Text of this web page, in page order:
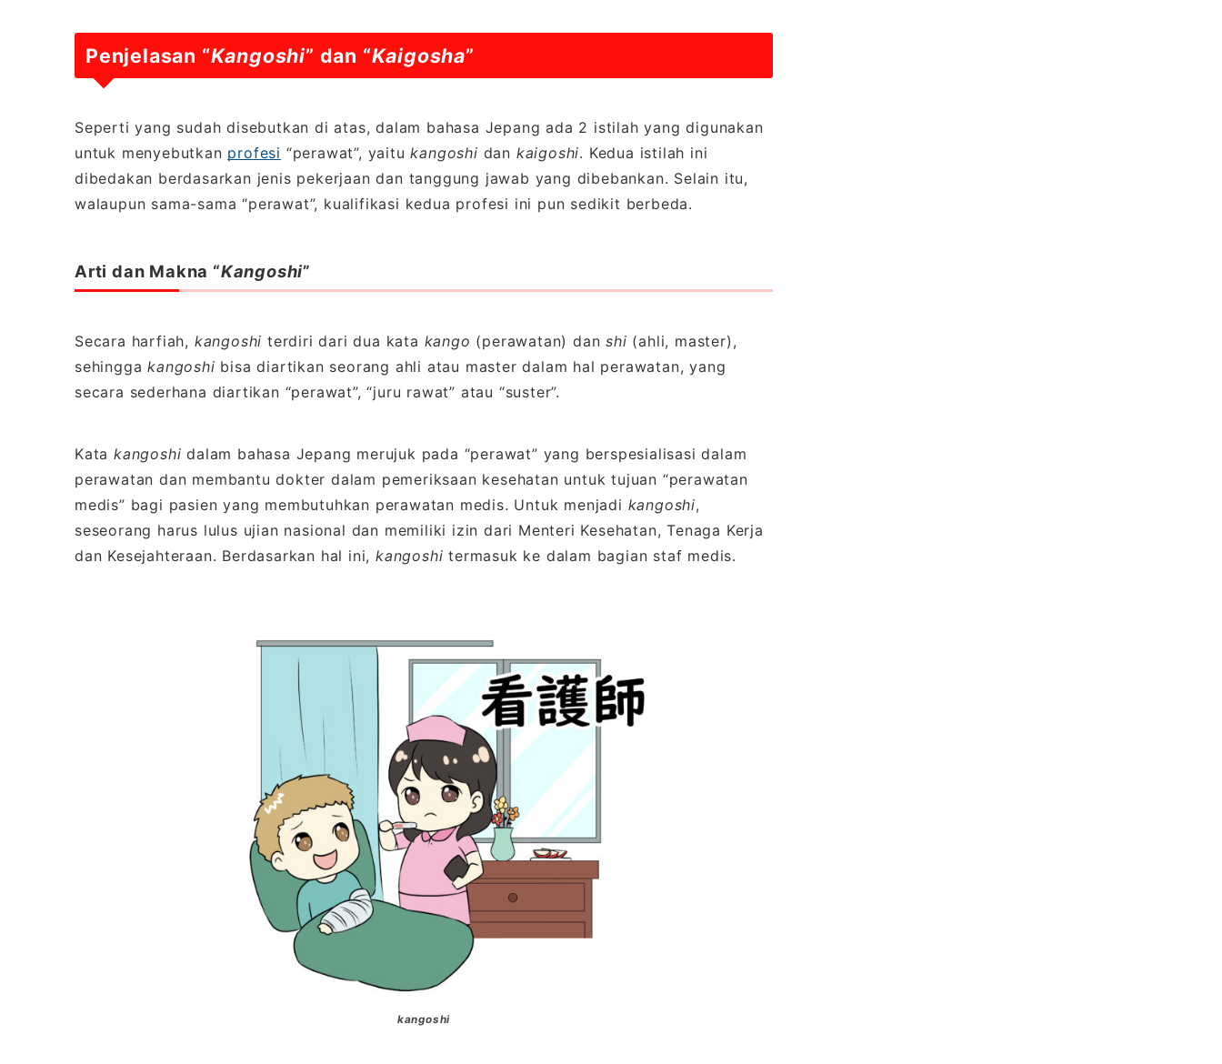
Penjelasan “Kangoshi” dan “Kaigosha”
Seperti yang sudah disebutkan di atas, dalam bahasa Jepang ada 2 istilah yang digunakan
untuk menyebutkan profesi “perawat”, yaitukangoshi dan kaigoshi. Kedua istilah ini
dibedakan berdasarkan jenis pekerjaan dan tanggung jawab yang dibebankan. Selain itu,
walaupun sama-sama “perawat”, kualifikasi kedua profesi ini pun sedikit berbeda.
Arti dan Makna “Kangoshi”
Secara harfiah, kangoshi terdiri dari dua kata kango (perawatan) danshi (ahli, master),
sehingga kangoshi bisa diartikan seorang ahli atau master dalam hal perawatan, yang
secara sederhana diartikan “perawat”, “juru rawat” atau “suster”.
Kata kangoshi dalam bahasa Jepang merujuk pada “perawat” yang berspesialisasi dalam
perawatan dan membantu dokter dalam pemeriksaan kesehatan untuk tujuan “perawatan
medis” bagi pasien yang membutuhkan perawatan medis. Untuk menjadi kangoshi,
seseorang harus lulus ujian nasional dan memiliki izin dari Menteri Kesehatan, Tenaga Kerja
dan Kesejahteraan. Berdasarkan hal ini, kangoshi termasuk ke dalam bagian staf medis.
kangoshi